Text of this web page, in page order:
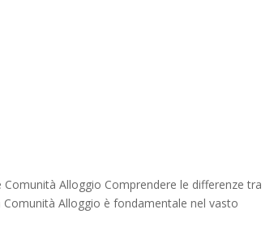
Comunità Alloggio Comprendere le differenze tra
Comunità Alloggio è fondamentale nel vasto